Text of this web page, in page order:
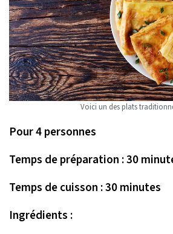
Voici un des plats
Pour 4 personnes
Temps de préparation : 30
Temps de cuisson : 30 minutes
Ingrédients :